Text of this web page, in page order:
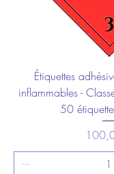
Étiquettes
inflammables -
50
Prix